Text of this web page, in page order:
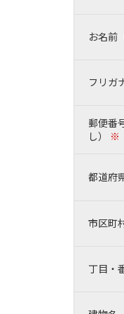
お名前
フリガ
郵便番
し） ※
都道府
市区町
丁目・